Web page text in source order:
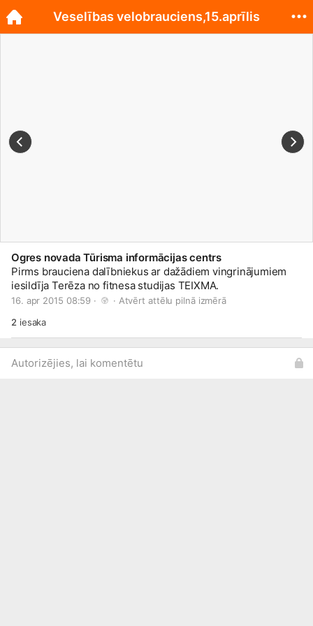
Ogres novada Tūrisma informācijas centrs
Pirms brauciena dalībniekus ar dažādiem vingrinājumiem
iesildīja Terēza no fitnesa studijas TEIXMA.
16. apr 2015 08:59 · · Atvērt attēlu pilnā izmērā
2 iesaka
Autorizējies, lai komentētu
Veselības velobrauciens,15.aprīlis